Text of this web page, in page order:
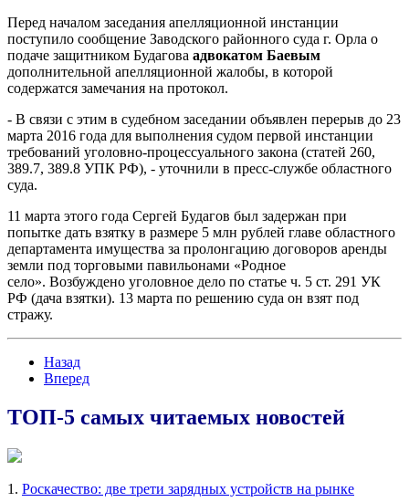
Перед началом заседания апелляционной инстанции
поступило сообщение Заводского районного суда г. Орла о
подаче защитником Будагова адвокатом Баевым
дополнительной апелляционной жалобы, в которой
содержатся замечания на протокол.
- В связи с этим в судебном заседании объявлен перерыв до 23
марта 2016 года для выполнения судом первой инстанции
требований уголовно-процессуального закона (статей 260,
389.7, 389.8 УПК РФ), - уточнили в пресс-службе областного
суда.
11 марта этого года Сергей Будагов был задержан при
попытке дать взятку в размере 5 млн рублей главе областного
департамента имущества за пролонгацию договоров аренды
земли под торговыми павильонами «Родное
село». Возбуждено уголовное дело по статье ч. 5 ст. 291 УК
РФ (дача взятки). 13 марта по решению суда он взят под
стражу.
Назад
Вперед
ТОП-5 самых читаемых новостей
1. Роскачество: две трети зарядных устройств на рынке